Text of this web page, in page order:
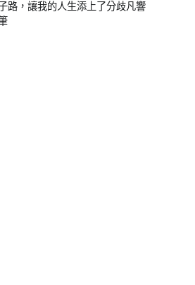
路，讓我的人生添上了分歧凡響